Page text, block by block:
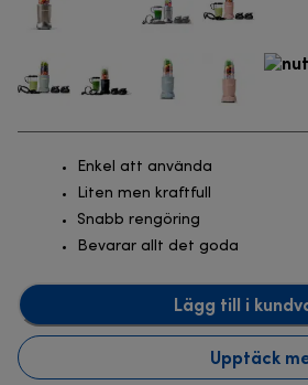
Enkel att använda
Liten men kraftfull
Snabb rengöring
Bevarar allt det goda
Lägg till i
Upptäck